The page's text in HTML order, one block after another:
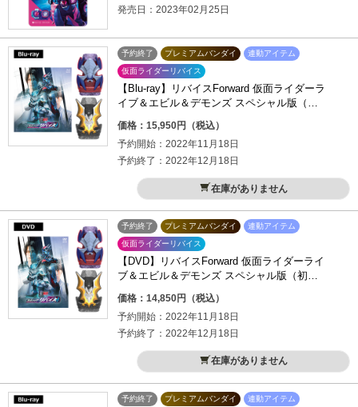
発売日：2023年02月25日
予約終了 プレミアムバンダイ
連動アイテム
仮面ライダーリバイス
【Blu-ray】リバイスForward 仮面ライダーラ
イブ＆エビル＆デモンズ スペシャル版（初
回生産限定）
価格：15,950円（税込）
予約開始：2022年11月18日
予約終了：2022年12月18日
在庫がありません
予約終了 プレミアムバンダイ
連動アイテム
仮面ライダーリバイス
【DVD】リバイスForward 仮面ライダーライ
ブ＆エビル＆デモンズ スペシャル版（初回
生産限定）
価格：14,850円（税込）
予約開始：2022年11月18日
予約終了：2022年12月18日
在庫がありません
予約終了 プレミアムバンダイ
連動アイテム